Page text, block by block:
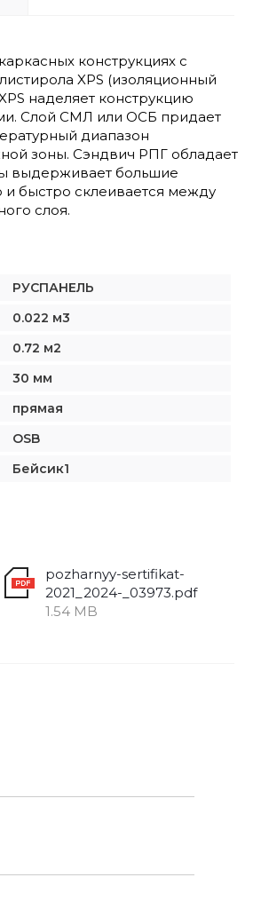
конструкциях с
XPS (изоляционный
наделяет конструкцию
Слой СМЛ или ОСБ придает
диапазон
зоны. Сэндвич РПГ обладает
выдерживает большие
и быстро склеивается между
слоя.
РУСПАНЕЛЬ
0.022 м3
0.72 м2
30 мм
прямая
OSB
Бейсик1
pozharnyy-sertifikat-
2021_2024-_03973.pdf
1.54 MB